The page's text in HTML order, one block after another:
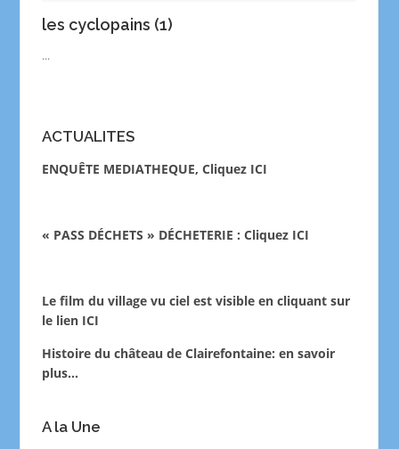
les cyclopains (1)
...
ACTUALITES
ENQUÊTE MEDIATHEQUE, Cliquez ICI
« PASS DÉCHETS » DÉCHETERIE : Cliquez ICI
Le film du village vu ciel est visible en cliquant sur
le lien ICI
Histoire du château de Clairefontaine: en savoir
plus…
A la Une